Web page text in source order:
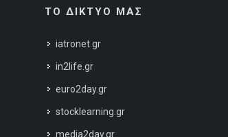
ΤΟ ΔΙΚΤΥΟ ΜΑΣ
iatronet.gr
in2life.gr
euro2day.gr
stocklearning.gr
media2day.gr